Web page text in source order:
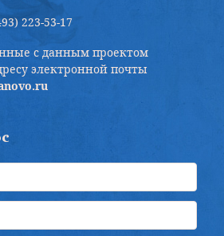
223-53-17
с данным проектом
электронной почты